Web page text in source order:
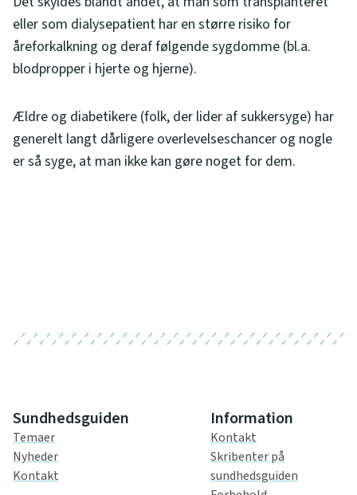
eller som dialysepatient har en større risiko for
åreforkalkning og deraf følgende sygdomme (bl.a.
blodpropper i hjerte og hjerne).
Ældre og diabetikere (folk, der lider af sukkersyge) har
generelt langt dårligere overlevelseschancer og nogle
er så syge, at man ikke kan gøre noget for dem.
Sundhedsguiden
Temaer
Nyheder
Kontakt
Information
Kontakt
Skribenter på
sundhedsguiden